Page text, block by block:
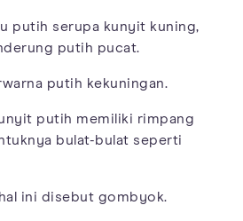
putih serupa kunyit kuning,
putih pucat.
putih kekuningan.
putih memiliki rimpang
bulat-bulat seperti
hal ini disebut gombyok.